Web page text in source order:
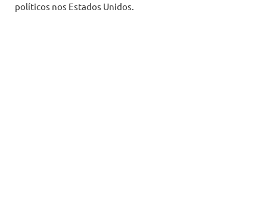
políticos nos Estados Unidos.